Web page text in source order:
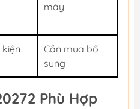
máy
Cần mua bổ
sung
Phù Hợp